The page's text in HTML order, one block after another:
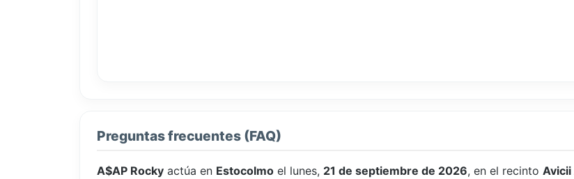
Preguntas frecuentes (FAQ)
A$AP Rocky actúa en Estocolmo el lunes, 21 de septiembre de 2026, en el recinto